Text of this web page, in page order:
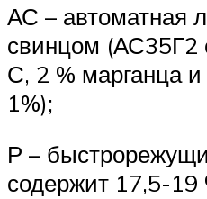
АС – автоматная
свинцом (АС35Г2
С, 2 % марганца
1%);
Р –
содержит 17,5-